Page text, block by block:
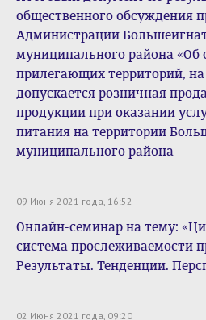
общественного обсуждения
Администрации
муниципального района «Об
прилегающих территорий,
допускается розничная
продукции при оказании
питания на территории
муниципального района
09 Июня 2021 года, 16:52
Онлайн-семинар на тему:
система прослеживаемости
Результаты. Тенденции.
02 Июня 2021 года, 09:20